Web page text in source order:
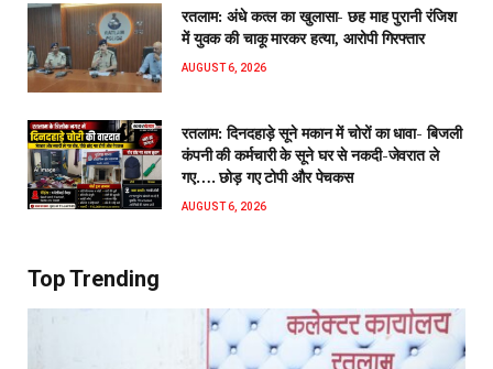
रतलाम: अंधे कत्ल का खुलासा- छह माह पुरानी रंजिश
में युवक की चाकू मारकर हत्या, आरोपी गिरफ्तार
AUGUST 6, 2026
रतलाम: दिनदहाड़े सूने मकान में चोरों का धावा- बिजली
कंपनी की कर्मचारी के सूने घर से नकदी-जेवरात ले
गए…. छोड़ गए टोपी और पेचकस
AUGUST 6, 2026
Top Trending